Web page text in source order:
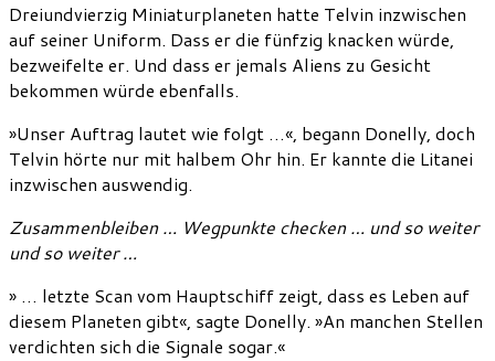
Dreiundvierzig Miniaturplaneten hatte Telvin inzwischen
auf seiner Uniform. Dass er die fünfzig knacken würde,
bezweifelte er. Und dass er jemals Aliens zu Gesicht
bekommen würde ebenfalls.
»Unser Auftrag lautet wie folgt …«, begann Donelly, doch
Telvin hörte nur mit halbem Ohr hin. Er kannte die Litanei
inzwischen auswendig.
Zusammenbleiben … Wegpunkte checken … und so weiter
und so weiter …
» … letzte Scan vom Hauptschiff zeigt, dass es Leben auf
diesem Planeten gibt«, sagte Donelly. »An manchen Stellen
verdichten sich die Signale sogar.«